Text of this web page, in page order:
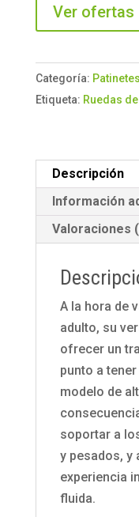
Ver ofertas
Categoría:
Etiqueta: Ruedas de
Descripción
Información
Valoraciones
A la hora de
adulto, su
ofrecer un
punto a
modelo de
soportar a
y pesados, y
experiencia
fluida.